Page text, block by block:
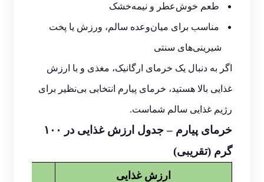
طعم خوش‌عطر و نیمه‌خشک
مناسب برای میان‌وعده سالم، ورزش یا پخت
شیرینی‌های سنتی
اگر به دنبال یک خرمای ارگانیک، مغذی و با ارزش
غذایی بالا هستید، خرمای پیارم انتخابی بی‌نظیر برای
رژیم غذایی سالم شماست.
خرمای پیارم – جدول ارزش غذایی در ۱۰۰
گرم (تقریبی)
ارزش غذایی